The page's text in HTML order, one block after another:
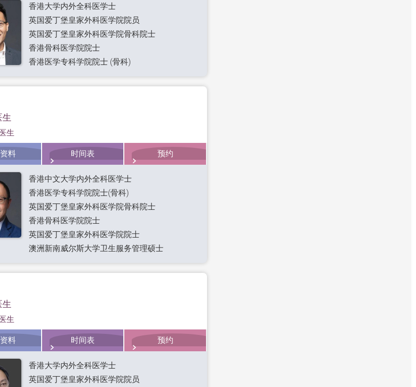
香港大学内外全科医学士
英国爱丁堡皇家外科医学院院员
英国爱丁堡皇家外科医学院骨科院士
香港骨科医学院院士
香港医学专科学院院士 (骨科)
生
生
料 时间表 预约
香港中文大学内外全科医学士
香港医学专科学院院士(骨科)
英国爱丁堡皇家外科医学院骨科院士
香港骨科医学院院士
英国爱丁堡皇家外科医学院院士
澳洲新南威尔斯大学卫生服务管理硕士
生
料 时间表 预约
香港大学内外全科医学士
英国爱丁堡皇家外科医学院院员